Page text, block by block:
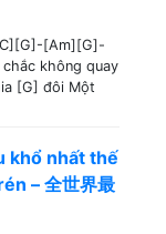
[Am][G]-
không quay
[G] đôi Một
khổ nhất thế
– 全世界最